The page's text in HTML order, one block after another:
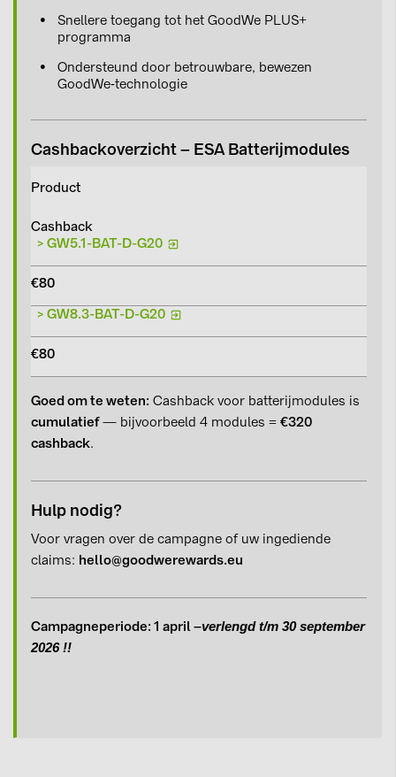
Snellere toegang tot het GoodWe PLUS+
programma
Ondersteund door betrouwbare, bewezen
GoodWe‑technologie
Cashbackoverzicht – ESA Batterijmodules
Product
Cashback
> GW5.1-BAT-D-G20
€80
> GW8.3-BAT-D-G20
€80
Goed om te weten: Cashback voor batterijmodules is
cumulatief— bijvoorbeeld 4 modules = €320
cashback.
Hulp nodig?
Voor vragen over de campagne of uw ingediende
claims: hello@goodwerewards.eu
Campagneperiode: 1 april –verlengd t/m 30 september
2026 !!